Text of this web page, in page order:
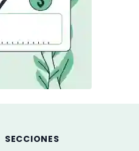
SECCIONES